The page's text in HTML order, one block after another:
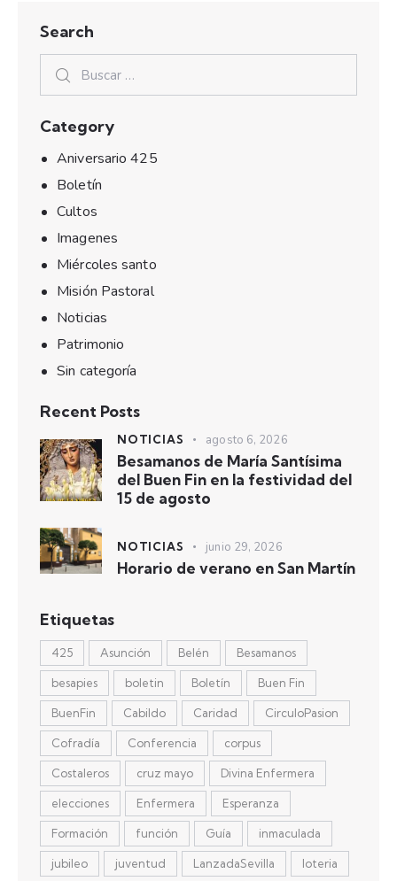
Search
Category
Aniversario 425
Boletín
Cultos
Imagenes
Miércoles santo
Misión Pastoral
Noticias
Patrimonio
Sin categoría
Recent Posts
NOTICIAS agosto 6, 2026
Besamanos de María Santísima
del Buen Fin en la festividad del
15 de agosto
NOTICIAS junio 29, 2026
Horario de verano en San Martín
Etiquetas
425 Asunción Belén Besamanos
besapies boletin Boletín Buen Fin
BuenFin Cabildo Caridad CirculoPasion
Cofradía Conferencia corpus
Costaleros cruz mayo Divina Enfermera
elecciones Enfermera Esperanza
Formación función Guía inmaculada
jubileo juventud LanzadaSevilla loteria